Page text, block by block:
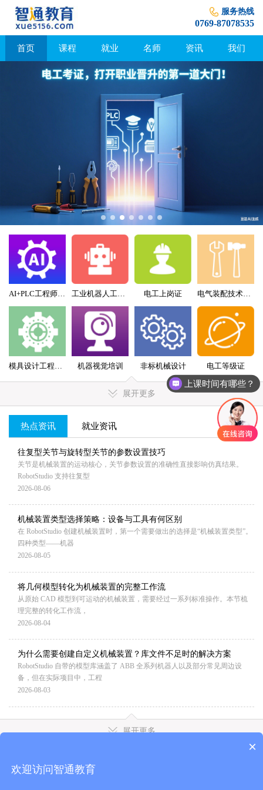
服务热线
0769-87078535
首页 课程 就业 名师 资讯 我们
AI+PLC工程师实战班 工业机器人工程师班 电工上岗证 电气装配技术员（配盘）特训班
机器视觉培训 非标机械设计 电工等级证
展开更多
MORE+
热点资讯 就业资讯
往复型关节与旋转型关节的参数设置技巧
关节是机械装置的运动核心，关节参数设置的准确性直接影响仿真结果。
RobotStudio 支持往复型
2026-08-06
机械装置类型选择策略：设备与工具有何区别
在 RobotStudio 创建机械装置时，第一个需要做出的选择是“机械装置类型”。
四种类型——机器
2026-08-05
将几何模型转化为机械装置的完整工作流
从原始 CAD 模型到可运动的机械装置，需要经过一系列标准操作。本节梳
理完整的转化工作流，
2026-08-04
为什么需要创建自定义机械装置？库文件不足时的解决方案
RobotStudio 自带的模型库涵盖了 ABB 全系列机器人以及部分常见周边设
备，但在实际项目中，工程
2026-08-03
展开更多
上课时间有哪些？
×
欢迎访问智通教育